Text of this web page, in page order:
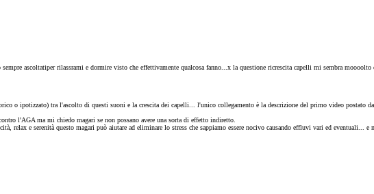
ascoltatiper rilassrami e dormire visto che effettivamente qualcosa fanno...x la questione ricrescita capelli mi sembra moooolto
o ipotizzato) tra l'ascolto di questi suoni e la crescita dei capelli... l'unico collegamento è la descrizione del primo video postato da
l'AGA ma mi chiedo magari se non possano avere una sorta di effetto indiretto.
e serenità questo magari può aiutare ad eliminare lo stress che sappiamo essere nocivo causando effluvi vari ed eventuali... e